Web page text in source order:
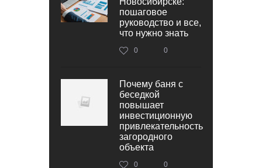
пошаговое
руководство и все,
что нужно знать
0 0
Почему баня с
беседкой
повышает
инвестиционную
привлекательность
загородного
объекта
0 0